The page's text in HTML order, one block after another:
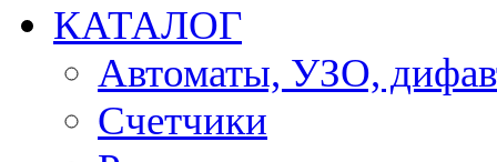
КАТАЛОГ
Автоматы, УЗО,
Счетчики